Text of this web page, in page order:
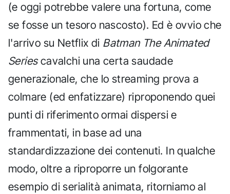
(e oggi potrebbe valere una fortuna, come
se fosse un tesoro nascosto). Ed è ovvio che
l'arrivo su Netflix di Batman The Animated
Seriescavalchi una certa saudade
generazionale, che lo streaming prova a
colmare (ed enfatizzare) riproponendo quei
punti di riferimento ormai dispersi e
frammentati, in base ad una
standardizzazione dei contenuti. In qualche
modo, oltre a riproporre un folgorante
esempio di serialità animata, ritorniamo al